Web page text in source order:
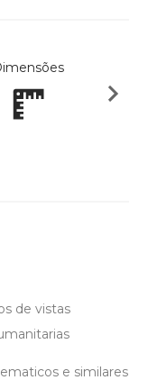
de vistas
e similares